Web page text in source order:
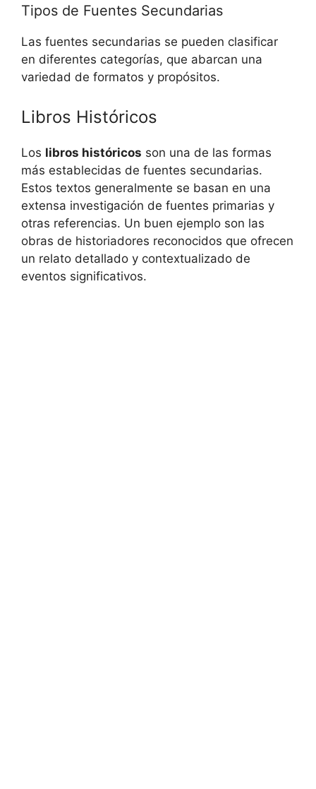
Tipos de Fuentes Secundarias
Las fuentes secundarias se pueden clasificar
en diferentes categorías, que abarcan una
variedad de formatos y propósitos.
Libros Históricos
Los libros históricos son una de las formas
más establecidas de fuentes secundarias.
Estos textos generalmente se basan en una
extensa investigación de fuentes primarias y
otras referencias. Un buen ejemplo son las
obras de historiadores reconocidos que ofrecen
un relato detallado y contextualizado de
eventos significativos.